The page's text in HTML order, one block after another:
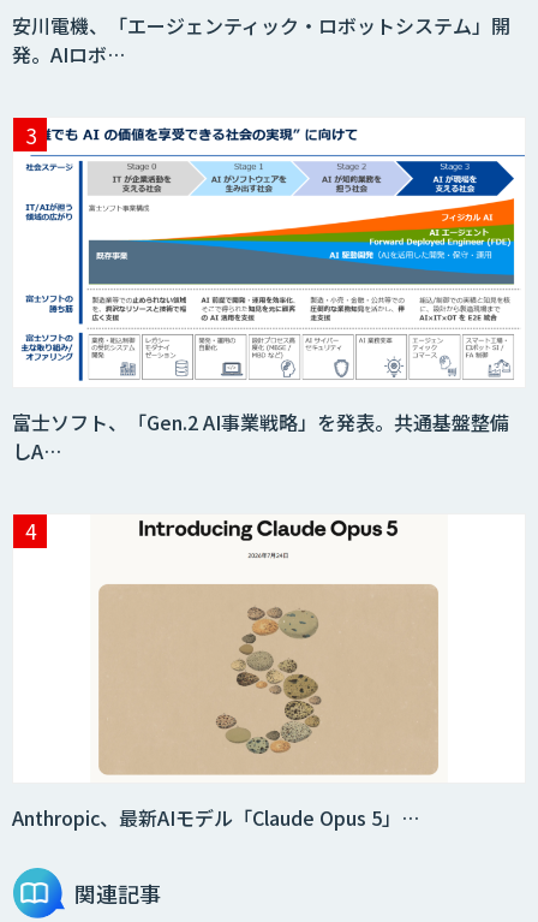
安川電機、「エージェンティック・ロボットシステム」開
発。AIロボ…
富士ソフト、「Gen.2 AI事業戦略」を発表。共通基盤整備
しA…
Anthropic、最新AIモデル「Claude Opus 5」…
関連記事